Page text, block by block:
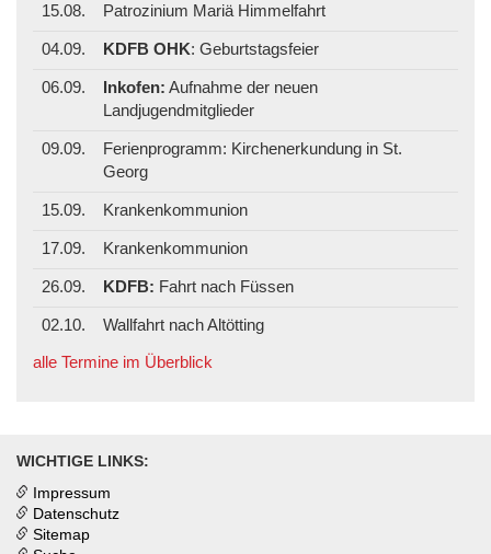
15.08. Patrozinium Mariä Himmelfahrt
04.09. KDFB OHK: Geburtstagsfeier
06.09. Inkofen: Aufnahme der neuen
Landjugendmitglieder
09.09.
Ferienprogramm: Kirchenerkundung in St.
Georg
15.09. Krankenkommunion
17.09. Krankenkommunion
26.09. KDFB: Fahrt nach Füssen
02.10.
Wallfahrt nach Altötting
alle Termine im Überblick
WICHTIGE LINKS:
Impressum
Datenschutz
Sitemap